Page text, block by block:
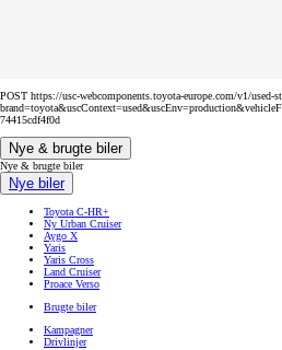
POST https://usc-webcomponents.toyota-europe.com/v1/used-
74415cdf4f0d
Nye & brugte biler
Nye & brugte biler
Nye biler
Toyota C-HR+
Ny Urban Cruiser
Aygo X
Yaris
Yaris Cross
Land Cruiser
Proace Verso
Brugte biler
Kampagner
Drivlinjer